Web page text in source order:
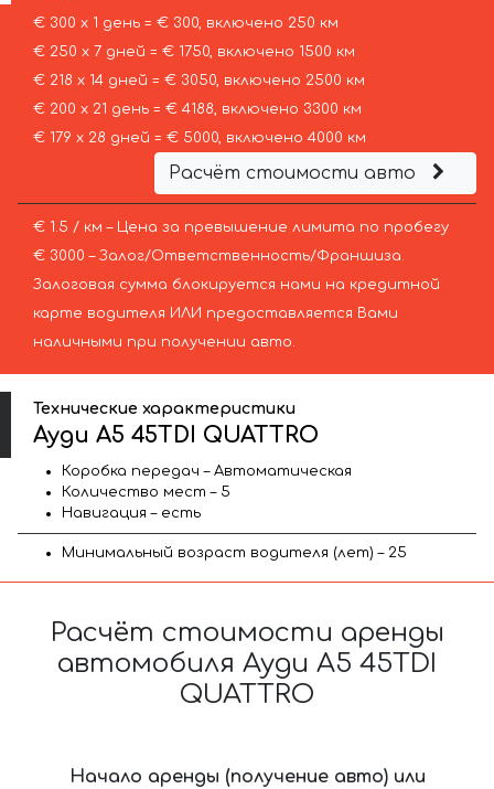
€ 300 х 1 день = € 300, включено 250 км
€ 250 х 7 дней = € 1750, включено 1500 км
€ 218 х 14 дней = € 3050, включено 2500 км
€ 200 х 21 день = € 4188, включено 3300 км
€ 179 х 28 дней = € 5000, включено 4000 км
Расчёт стоимости авто
€ 1.5 / км – Цена за превышение лимита по пробегу
€ 3000 – Залог/Ответственность/Франшиза.
Залоговая сумма блокируется нами на кредитной
карте водителя ИЛИ предоставляется Вами
наличными при получении авто.
Технические характеристики
Ауди A5 45TDI QUATTRO
Коробка передач – Автоматическая
Количество мест – 5
Навигация – есть
Минимальный возраст водителя (лет) – 25
Расчёт стоимости аренды
автомобиля Ауди A5 45TDI
QUATTRO
Начало аренды (получение авто) или